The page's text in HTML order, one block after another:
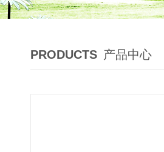
PRODUCTS 产品中心